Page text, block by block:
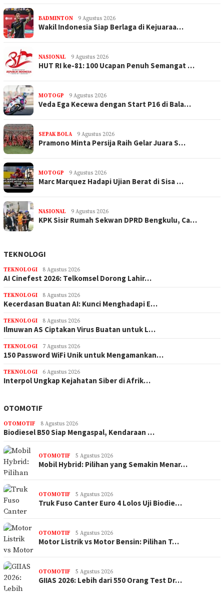
BADMINTON 9 Agustus 2026
Wakil Indonesia Siap Berlaga di Kejuaraa…
NASIONAL 9 Agustus 2026
HUT RI ke-81: 100 Ucapan Penuh Semangat …
MOTOGP 9 Agustus 2026
Veda Ega Kecewa dengan Start P16 di Bala…
SEPAK BOLA 9 Agustus 2026
Pramono Minta Persija Raih Gelar Juara S…
MOTOGP 9 Agustus 2026
Marc Marquez Hadapi Ujian Berat di Sisa …
NASIONAL 9 Agustus 2026
KPK Sisir Rumah Sekwan DPRD Bengkulu, Ca…
TEKNOLOGI
TEKNOLOGI 8 Agustus 2026
AI Cinefest 2026: Telkomsel Dorong Lahir…
TEKNOLOGI 8 Agustus 2026
Kecerdasan Buatan AI: Kunci Menghadapi E…
TEKNOLOGI 8 Agustus 2026
Ilmuwan AS Ciptakan Virus Buatan untuk L…
TEKNOLOGI 7 Agustus 2026
150 Password WiFi Unik untuk Mengamankan…
TEKNOLOGI 6 Agustus 2026
Interpol Ungkap Kejahatan Siber di Afrik…
OTOMOTIF
OTOMOTIF 8 Agustus 2026
Biodiesel B50 Siap Mengaspal, Kendaraan …
OTOMOTIF 5 Agustus 2026
Mobil Hybrid: Pilihan yang Semakin Menar…
OTOMOTIF 5 Agustus 2026
Truk Fuso Canter Euro 4 Lolos Uji Biodie…
OTOMOTIF 5 Agustus 2026
Motor Listrik vs Motor Bensin: Pilihan T…
OTOMOTIF 5 Agustus 2026
GIIAS 2026: Lebih dari 550 Orang Test Dr…